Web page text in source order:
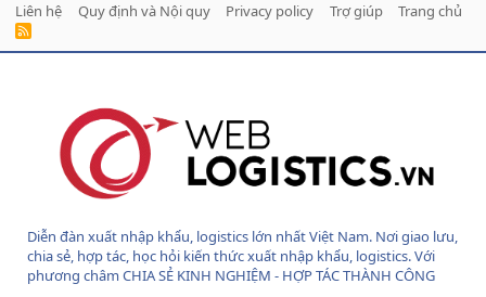
Liên hệ
Quy định và Nội quy Privacy policy Trợ giúp Trang chủ
R
Diễn đàn xuất nhập khẩu, logistics lớn nhất Việt Nam. Nơi giao lưu,
chia sẻ, hợp tác, học hỏi kiến thức xuất nhập khẩu, logistics. Với
phương châm CHIA SẺ KINH NGHIỆM - HỢP TÁC THÀNH CÔNG